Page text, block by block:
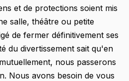
et de protections soient mis
salle, théâtre ou petite
de fermer définitivement ses
du divertissement sait qu'en
nous passerons
Nous avons besoin de vous